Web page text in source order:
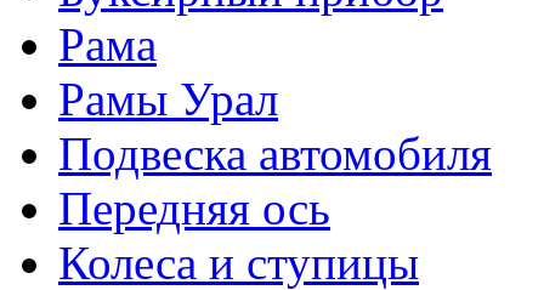
Рама
Рамы Урал
Подвеска автомобиля
Передняя ось
Колеса и ступицы